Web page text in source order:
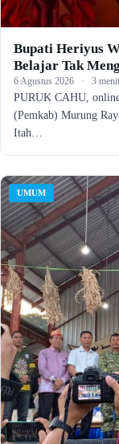
Bupati Heriyus
Belajar Tak
6 Agustus 2026 · 3
PURUK CAHU,
(Pemkab) Murung
Itah…
UMUM